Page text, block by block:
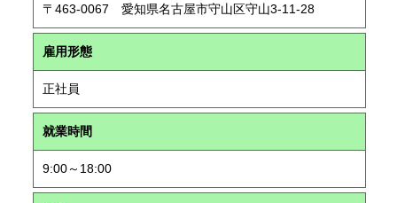
〒463-0067 愛知県名古屋市守山区守山3-11-28
雇用形態
正社員
就業時間
9:00～18:00